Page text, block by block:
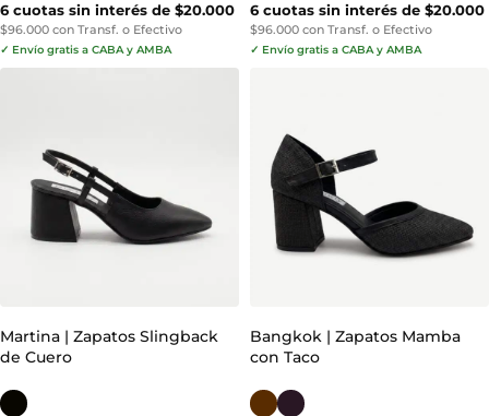
6 cuotas sin interés de $20.000
$96.000 con Transf. o Efectivo
✓ Envío gratis a CABA y AMBA
6 cuotas sin interés de $20.000
$96.000 con Transf. o Efectivo
✓ Envío gratis a CABA y AMBA
Martina | Zapatos Slingback
de Cuero
Bangkok | Zapatos Mamba
con Taco